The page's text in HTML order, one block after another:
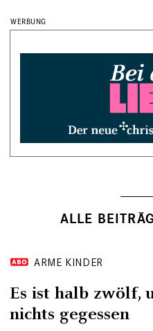
ALLE
ARME KINDER
Es ist halb zwölf,
nichts gegessen